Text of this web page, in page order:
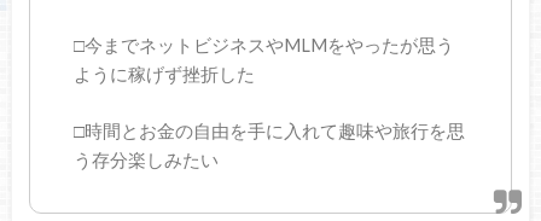
□今までネットビジネスやMLMをやったが思う
ように稼げず挫折した
□時間とお金の自由を手に入れて趣味や旅行を思
う存分楽しみたい